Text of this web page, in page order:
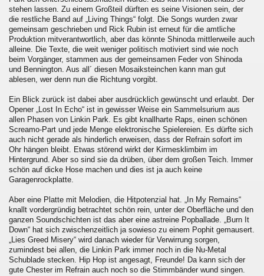
stehen lassen. Zu einem Großteil dürften es seine Visionen sein, der
die restliche Band auf „Living Things“ folgt. Die Songs wurden zwar
gemeinsam geschrieben und Rick Rubin ist erneut für die amtliche
Produktion mitverantwortlich, aber das könnte Shinoda mittlerweile auch
alleine. Die Texte, die weit weniger politisch motiviert sind wie noch
beim Vorgänger, stammen aus der gemeinsamen Feder von Shinoda
und Bennington. Aus all´ diesen Mosaiksteinchen kann man gut
ablesen, wer denn nun die Richtung vorgibt.
Ein Blick zurück ist dabei aber ausdrücklich gewünscht und erlaubt. Der
Opener „Lost In Echo“ ist in gewisser Weise ein Sammelsurium aus
allen Phasen von Linkin Park. Es gibt knallharte Raps, einen schönen
Screamo-Part und jede Menge elektronische Spielereien. Es dürfte sich
auch nicht gerade als hinderlich erweisen, dass der Refrain sofort im
Ohr hängen bleibt. Etwas störend wirkt der Kirmesklimbim im
Hintergrund. Aber so sind sie da drüben, über dem großen Teich. Immer
schön auf dicke Hose machen und dies ist ja auch keine
Garagenrockplatte.
Aber eine Platte mit Melodien, die Hitpotenzial hat. „In My Remains“
knallt vordergründig betrachtet schön rein, unter der Oberfläche und den
ganzen Soundschichten ist das aber eine astreine Popballade. „Burn It
Down“ hat sich zwischenzeitlich ja sowieso zu einem Pophit gemausert.
„Lies Greed Misery“ wird danach wieder für Verwirrung sorgen,
zumindest bei allen, die Linkin Park immer noch in die Nu-Metal
Schublade stecken. Hip Hop ist angesagt, Freunde! Da kann sich der
gute Chester im Refrain auch noch so die Stimmbänder wund singen.